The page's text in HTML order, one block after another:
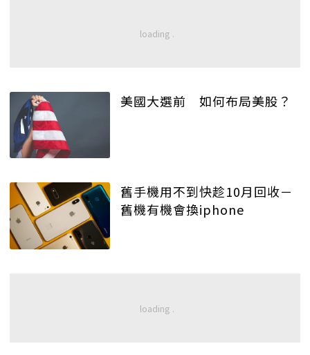
美國大選前 如何布局美股？
舊手機用不到快趁10月回收－
舊機有機會換iphone